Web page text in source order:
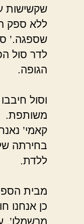
שקשישות
ללא ספק
שספגה.’
לדר סול
וסול
קאמי’
בחירתה
‘בכל
מבית
כן אנחנו